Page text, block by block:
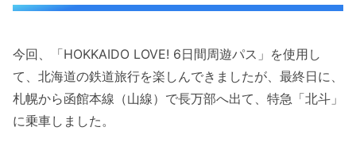
今回、「HOKKAIDO LOVE! 6日間周遊パス」を使用し
て、北海道の鉄道旅行を楽しんできましたが、最終日に、
札幌から函館本線（山線）で長万部へ出て、特急「北斗」
に乗車しました。